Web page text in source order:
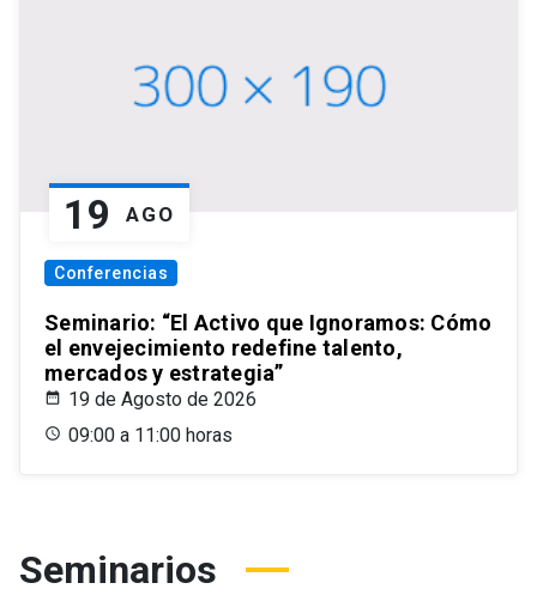
19 AGO
Conferencias
Seminario: “El Activo que Ignoramos: Cómo
el envejecimiento redefine talento,
mercados y estrategia”
19 de Agosto de 2026
09:00 a 11:00 horas
Seminarios